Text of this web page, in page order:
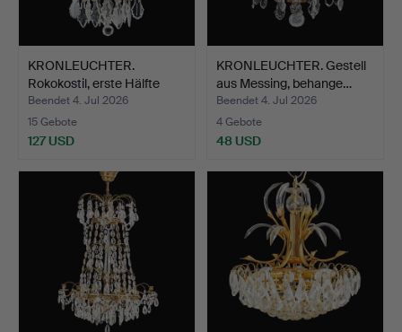
KRONLEUCHTER.
Rokokostil, erste Hälfte
des…
Beendet 4. Jul 2026
15 Gebote
127 USD
KRONLEUCHTER. Gestell
aus Messing, behange…
Beendet 4. Jul 2026
4 Gebote
48 USD